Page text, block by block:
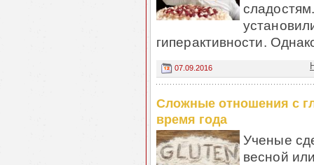
гиперактивности.
07.09.2016
Сложные отношения с
время года
Ученые
весной